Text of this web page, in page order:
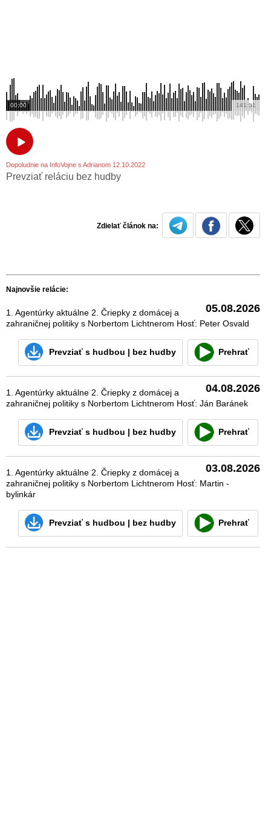
141:51
00:00
Dopoludnie na InfoVojne s Adrianom 12.10.2022
Prevziať reláciu bez hudby
Zdielať článok na:
Najnovšie relácie:
05.08.2026
1. Agentúrky aktuálne 2. Čriepky z domácej a
zahraničnej politiky s Norbertom Lichtnerom Hosť: Peter Osvald
Prevziať s hudbou | bez hudby Prehrať
04.08.2026
1. Agentúrky aktuálne 2. Čriepky z domácej a
zahraničnej politiky s Norbertom Lichtnerom Hosť: Ján Baránek
Prevziať s hudbou | bez hudby Prehrať
03.08.2026
1. Agentúrky aktuálne 2. Čriepky z domácej a
zahraničnej politiky s Norbertom Lichtnerom Hosť: Martin -
bylinkár
Prevziať s hudbou | bez hudby Prehrať